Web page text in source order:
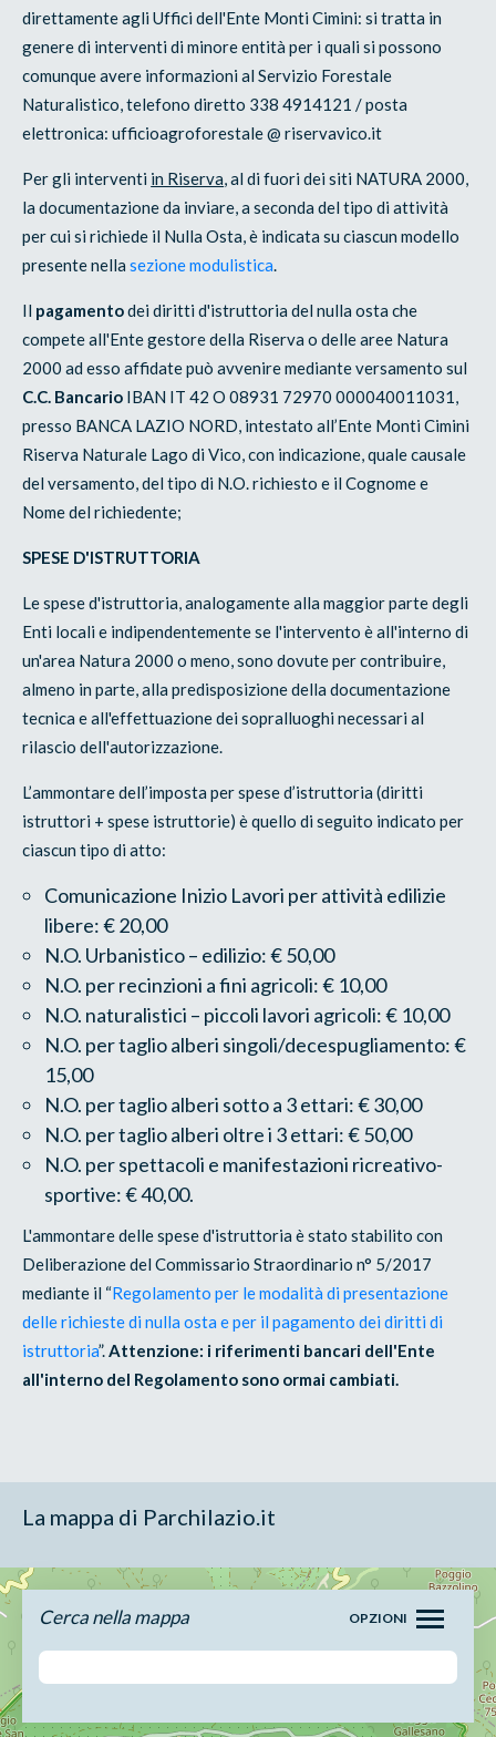
direttamente agli Uffici dell'Ente Monti Cimini: si tratta in
genere di interventi di minore entità per i quali si possono
comunque avere informazioni al Servizio Forestale
Naturalistico, telefono diretto 338 4914121 / posta
elettronica: ufficioagroforestale @ riservavico.it
Per gli interventi in Riserva, al di fuori dei siti NATURA 2000,
la documentazione da inviare, a seconda del tipo di attività
per cui si richiede il Nulla Osta, è indicata su ciascun modello
presente nellasezione modulistica.
Il pagamentodei diritti d'istruttoria del nulla osta che
compete all'Ente gestore della Riserva o delle aree Natura
2000 ad esso affidate può avvenire mediante versamento sul
C.C. Bancario IBAN IT 42 O 08931 72970 000040011031,
presso BANCA LAZIO NORD, intestato all’Ente Monti Cimini
Riserva Naturale Lago di Vico, con indicazione, quale causale
del versamento, del tipo di N.O. richiesto e il Cognome e
Nome del richiedente;
SPESE D'ISTRUTTORIA
Le spese d'istruttoria, analogamente alla maggior parte degli
Enti locali e indipendentemente se l'intervento è all'interno di
un'area Natura 2000 o meno, sono dovute per contribuire,
almeno in parte, alla predisposizione della documentazione
tecnica e all'effettuazione dei sopralluoghi necessari al
rilascio dell'autorizzazione.
L’ammontare dell’imposta per spese d’istruttoria (diritti
istruttori + spese istruttorie) è quello di seguito indicato per
ciascun tipo di atto:
Comunicazione Inizio Lavori per attività edilizie
libere: € 20,00
N.O. Urbanistico – edilizio: € 50,00
N.O. per recinzioni a fini agricoli: € 10,00
N.O. naturalistici – piccoli lavori agricoli: € 10,00
N.O. per taglio alberi singoli/decespugliamento: €
15,00
N.O. per taglio alberi sotto a 3 ettari: € 30,00
N.O. per taglio alberi oltre i 3 ettari: € 50,00
N.O. per spettacoli e manifestazioni ricreativo-
sportive: € 40,00.
L'ammontare delle spese d'istruttoria è stato stabilito con
Deliberazione del Commissario Straordinario n° 5/2017
mediante il “Regolamento per le modalità di presentazione
delle richieste di nulla osta e per il pagamento dei diritti di
istruttoria”.Attenzione: i riferimenti bancari dell'Ente
all'interno del Regolamento sono ormai cambiati.
La mappa di Parchilazio.it
Cerca nella mappa OPZIONI